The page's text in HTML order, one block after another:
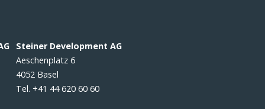
Steiner Development AG
Aeschenplatz 6
4052 Basel
Tel. +41 44 620 60 60